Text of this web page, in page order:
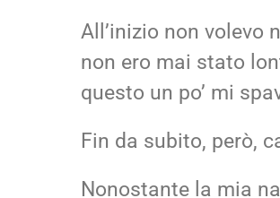
All’inizio non volevo
non ero mai stato
questo un po’ mi
Fin da subito, però,
Nonostante la mia